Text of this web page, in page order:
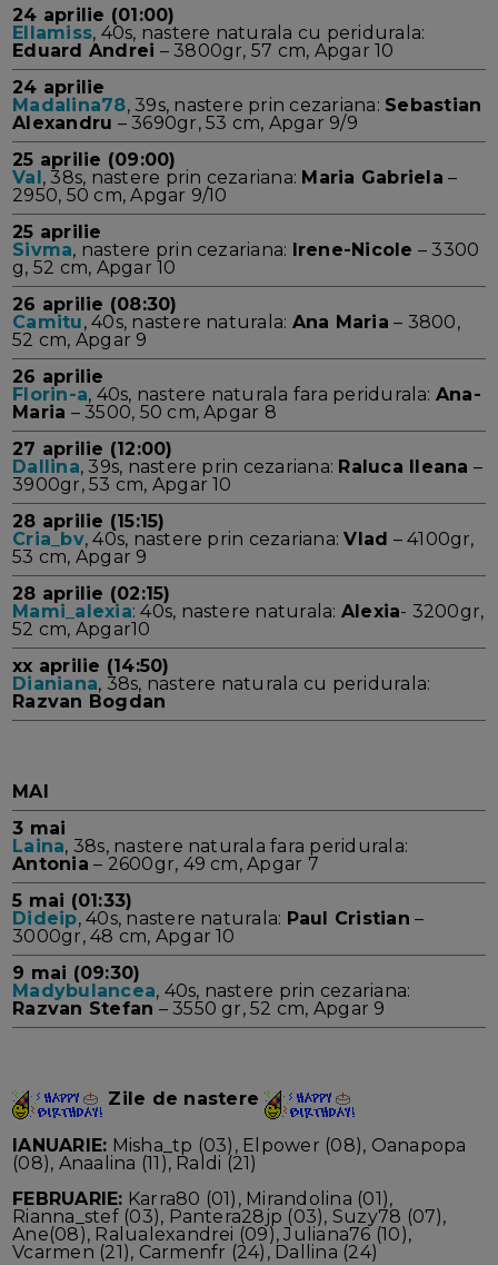
24 aprilie (01:00)
Ellamiss, 40s, nastere naturala cu peridurala:
Eduard Andrei – 3800gr, 57 cm, Apgar 10
24 aprilie
Madalina78, 39s, nastere prin cezariana: Sebastian
Alexandru – 3690gr, 53 cm, Apgar 9/9
25 aprilie (09:00)
Val, 38s, nastere prin cezariana: Maria Gabriela –
2950, 50 cm, Apgar 9/10
25 aprilie
Sivma, nastere prin cezariana: Irene-Nicole – 3300
g, 52 cm, Apgar 10
26 aprilie (08:30)
Camitu, 40s, nastere naturala: Ana Maria – 3800,
52 cm, Apgar 9
26 aprilie
Florin-a, 40s, nastere naturala fara peridurala: Ana-
Maria – 3500, 50 cm, Apgar 8
27 aprilie (12:00)
Dallina, 39s, nastere prin cezariana: Raluca Ileana –
3900gr, 53 cm, Apgar 10
28 aprilie (15:15)
Cria_bv, 40s, nastere prin cezariana:Vlad – 4100gr,
53 cm, Apgar 9
28 aprilie (02:15)
Mami_alexia: 40s, nastere naturala: Alexia- 3200gr,
52 cm, Apgar10
xx aprilie (14:50)
Dianiana, 38s, nastere naturala cu peridurala:
Razvan Bogdan
MAI
3 mai
Laina, 38s, nastere naturala fara peridurala:
Antonia – 2600gr, 49 cm, Apgar 7
5 mai (01:33)
Dideip, 40s, nastere naturala: Paul Cristian –
3000gr, 48 cm, Apgar 10
9 mai (09:30)
Madybulancea, 40s, nastere prin cezariana:
Razvan Stefan – 3550 gr, 52 cm, Apgar 9
Zile de nastere
IANUARIE: Misha_tp (03), Elpower (08), Oanapopa
(08), Anaalina (11), Raldi (21)
FEBRUARIE: Karra80 (01), Mirandolina (01),
Rianna_stef (03), Pantera28jp (03), Suzy78 (07),
Ane(08), Ralualexandrei (09), Juliana76 (10),
Vcarmen (21), Carmenfr (24), Dallina (24)